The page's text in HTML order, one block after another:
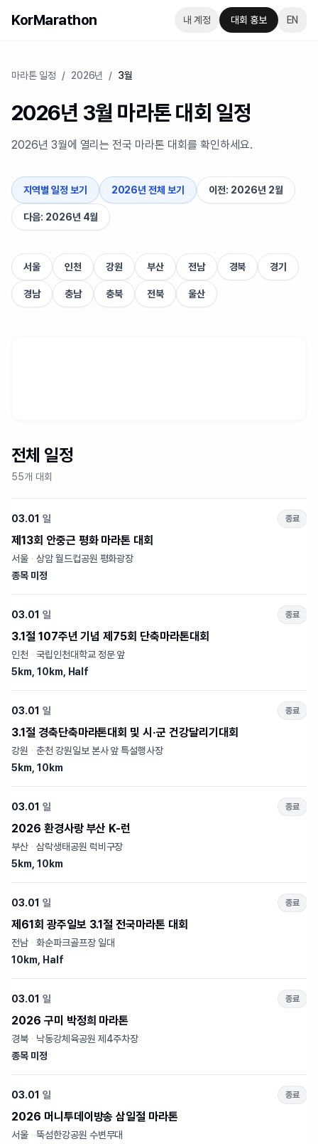
KorMarathon 내 계정 대회 홍보 EN
마라톤 일정 / 2026년 / 3월
2026년 3월 마라톤 대회 일정
2026년 3월에 열리는 전국 마라톤 대회를 확인하세요.
지역별 일정 보기 2026년 전체 보기 이전: 2026년 2월
다음: 2026년 4월
지역별 바로가기
서울 인천 강원 부산 전남 경북 경기
경남 충남 충북 전북 울산
전체 일정
55개 대회
03.01 일 종료
제13회 안중근 평화 마라톤 대회
서울 · 상암 월드컵공원 평화광장
종목 미정
03.01 일 종료
3.1절 107주년 기념 제75회 단축마라톤대회
인천 · 국립인천대학교 정문 앞
5km, 10km, Half
03.01 일 종료
3.1절 경축단축마라톤대회 및 시‧군 건강달리기대회
강원 · 춘천 강원일보 본사 앞 특설행사장
5km, 10km
03.01 일 종료
2026 환경사랑 부산 K-런
부산 · 삼락생태공원 럭비구장
5km, 10km
03.01 일 종료
제61회 광주일보 3.1절 전국마라톤 대회
전남 · 화순파크골프장 일대
10km, Half
03.01 일 종료
2026 구미 박정희 마라톤
경북 · 낙동강체육공원 제4주차장
종목 미정
03.01 일 종료
2026 머니투데이방송 삼일절 마라톤
서울 · 뚝섬한강공원 수변무대